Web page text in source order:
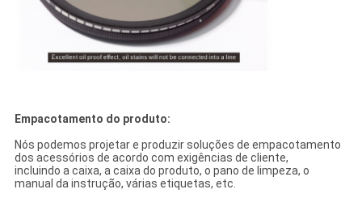
Empacotamento do produto:
Nós podemos projetar e produzir soluções de empacotamento
dos acessórios de acordo com exigências de cliente,
incluindo a caixa, a caixa do produto, o pano de limpeza, o
manual da instrução, várias etiquetas, etc.